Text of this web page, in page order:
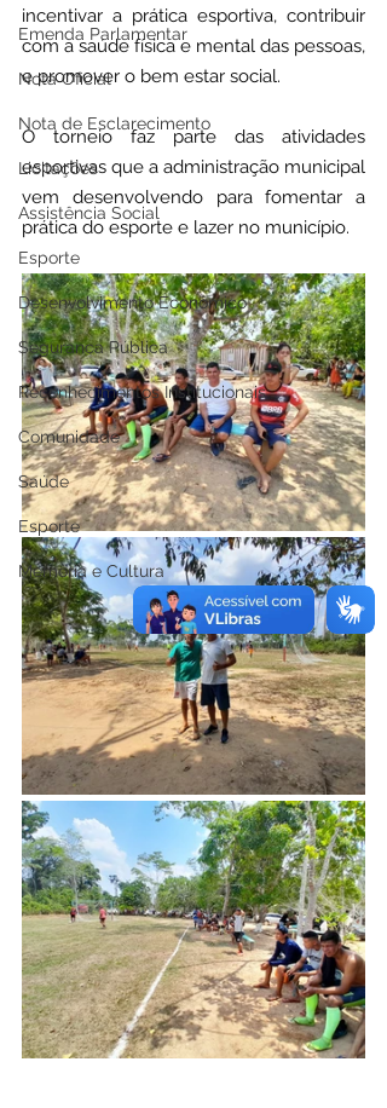
Emenda Parlamentar
Nota Oficial
Nota de Esclarecimento
Licitações
Assistência Social
Esporte
Desenvolvimento Econômico
Segurança Pública
Reconhecimentos Institucionais
Comunidade
Saúde
Esporte
Memória e Cultura
incentivar a prática esportiva, contribuir
com a saúde física e mental das pessoas,
e promover o bem estar social.
O torneio faz parte das atividades
esportivas que a administração municipal
vem desenvolvendo para fomentar a
prática do esporte e lazer no município.